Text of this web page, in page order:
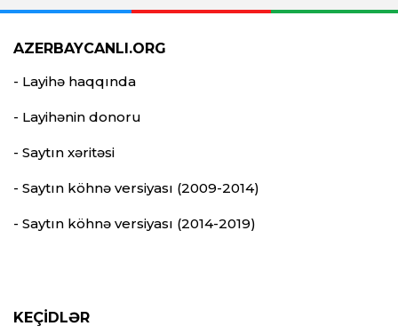
AZERBAYCANLI.ORG
- Layihə haqqında
- Layihənin donoru
- Saytın xəritəsi
- Saytın köhnə versiyası (2009-2014)
- Saytın köhnə versiyası (2014-2019)
KEÇİDLƏR